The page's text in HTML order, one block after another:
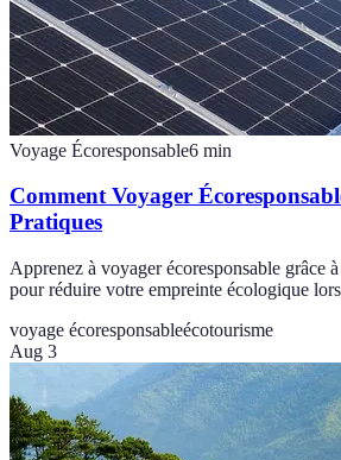
Voyage Écoresponsable6 min
Comment Voyager
Pratiques
Apprenez à voyager écoresponsable grâce
pour réduire votre empreinte écologique
voyage écoresponsableécotourisme
Aug 3